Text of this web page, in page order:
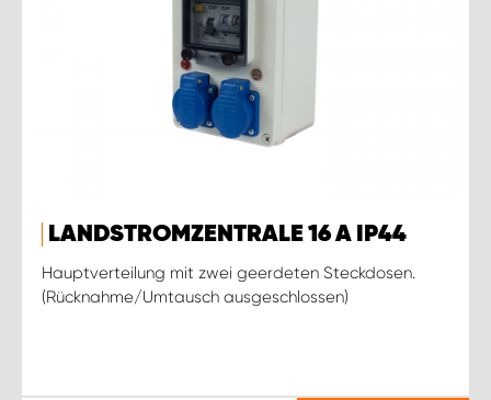
LANDSTROMZENTRALE 16 A IP44
Hauptverteilung mit zwei geerdeten Steckdosen.
(Rücknahme/Umtausch ausgeschlossen)